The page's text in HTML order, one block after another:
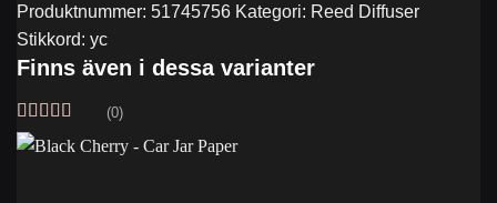
Produktnummer: 51745756 Kategori: Reed Diffuser
Stikkord: yc
Finns även i dessa varianter
Vurdert 5av
5
(0)